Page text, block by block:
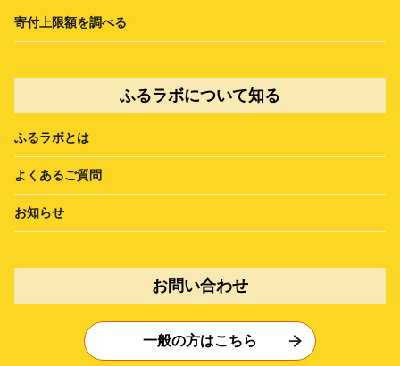
寄付上限額を調べる
ふるラボについて知る
ふるラボとは
よくあるご質問
お知らせ
お問い合わせ
一般の方はこちら